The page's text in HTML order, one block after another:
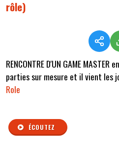
rôle)
RENCONTRE D'UN GAME
parties sur mesure et il vient les
Role
ÉCOUTEZ